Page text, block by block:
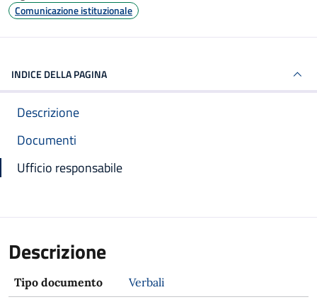
Comunicazione istituzionale
INDICE DELLA PAGINA
Descrizione
Documenti
Ufficio responsabile
Descrizione
Tipo documento Verbali